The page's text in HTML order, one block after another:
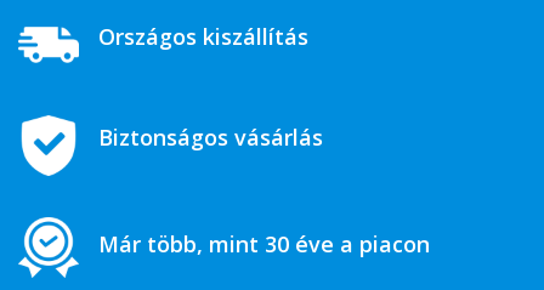
Országos kiszállítás
Biztonságos vásárlás
Már több, mint 30 éve a piacon